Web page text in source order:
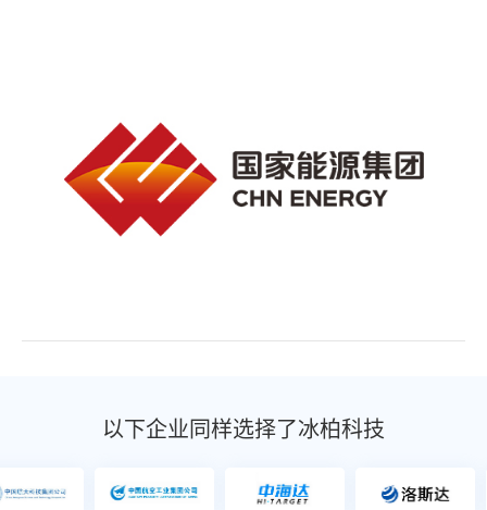
以下企业同样选择了冰柏科技